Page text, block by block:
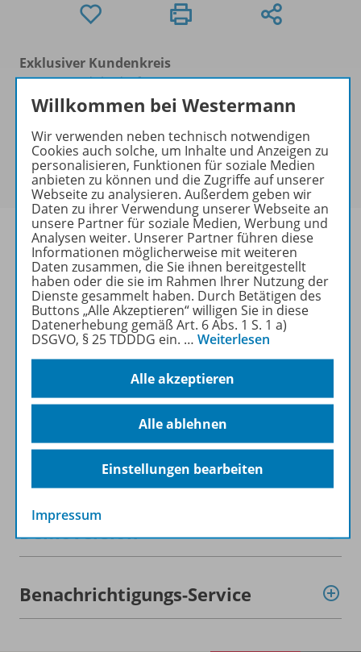
Exklusiver Kundenkreis
Dieses Produkt darf nur von
Ausbildern/Ausbilderinnen, Dozenten/Dozentinnen,
Referendaren/Referendarinnen,
Studenten/Studentinnen und Universitätslehrenden
erworben werden.
Produktinformationen
Beschreibung
Lizenzbedingungen
Zugehörige Produkte
Demoversion
Benachrichtigungs-Service
Willkommen bei Westermann
Wir verwenden neben technisch notwendigen
Cookies auch solche, um Inhalte und Anzeigen zu
personalisieren, Funktionen für soziale Medien
anbieten zu können und die Zugriffe auf unserer
Webseite zu analysieren. Außerdem geben wir
Daten zu ihrer Verwendung unserer Webseite an
unsere Partner für soziale Medien, Werbung und
Analysen weiter. Unserer Partner führen diese
Informationen möglicherweise mit weiteren
Daten zusammen, die Sie ihnen bereitgestellt
haben oder die sie im Rahmen Ihrer Nutzung der
Dienste gesammelt haben. Durch Betätigen des
Buttons „Alle Akzeptieren“ willigen Sie in diese
Datenerhebung gemäß Art. 6 Abs. 1 S. 1 a)
DSGVO, § 25 TDDDG ein. … Weiterlesen
Alle akzeptieren
Alle ablehnen
Einstellungen bearbeiten
Impressum